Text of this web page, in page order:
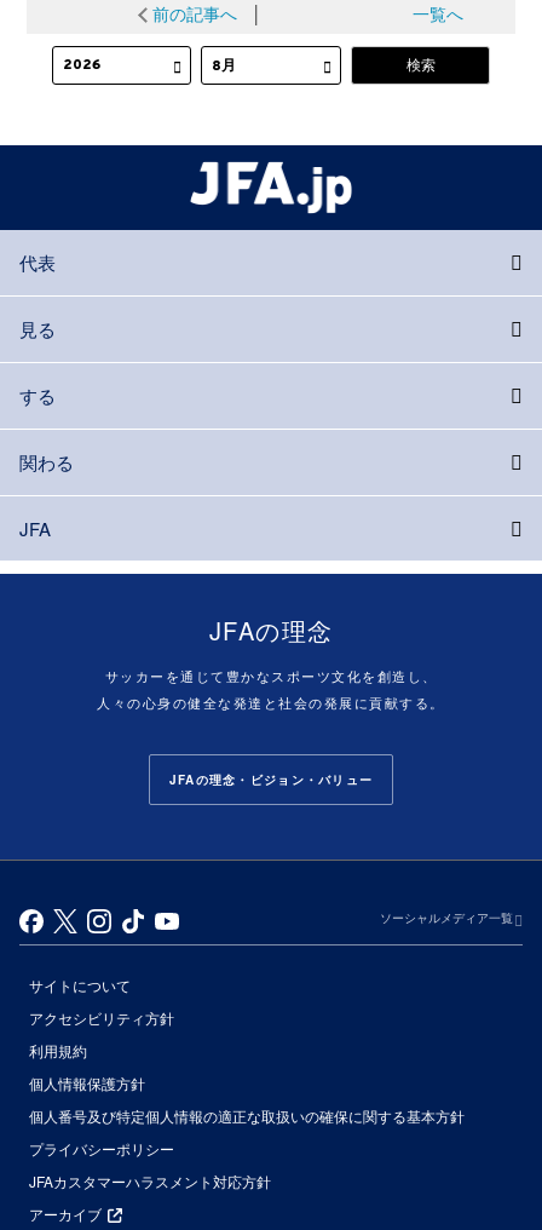
前の記事へ│ 一覧へ
代表
見る
する
関わる
JFA
JFAの理念
サッカーを通じて豊かなスポーツ文化を創造し、
人々の心身の健全な発達と社会の発展に貢献する。
JFAの理念・ビジョン・バリュー
ソーシャルメディア一覧
サイトについて
アクセシビリティ方針
利用規約
個人情報保護方針
個人番号及び特定個人情報の適正な取扱いの確保に関する基本方針
プライバシーポリシー
JFAカスタマーハラスメント対応方針
アーカイブ